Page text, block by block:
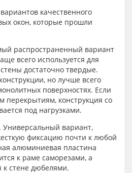
качественного
окон, которые прошли
распространенный вариант
всего используется для
достаточно твердые.
но лучше всего
поверхностях. Если
перекрытиям, конструкция со
под нагрузками.
Универсальный вариант,
фиксацию почти к любой
алюминиевая пластина
к раме саморезами, а
к стене дюбелями.